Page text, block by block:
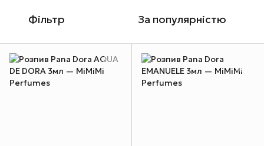
Фільтр За популярністю